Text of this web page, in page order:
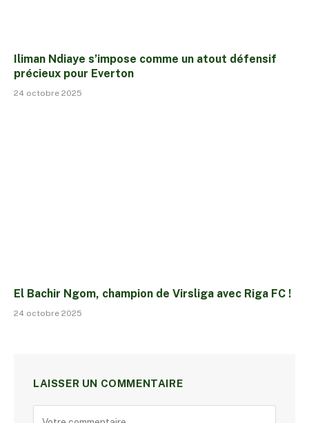
Iliman Ndiaye s’impose comme un atout défensif
précieux pour Everton
24 octobre 2025
El Bachir Ngom, champion de Virsliga avec Riga FC !
24 octobre 2025
LAISSER UN COMMENTAIRE